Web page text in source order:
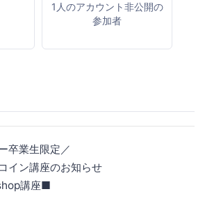
1人のアカウント非公開の
参加者
業生限定／
イン講座のお知らせ
講座■